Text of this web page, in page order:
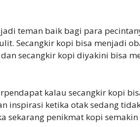
teman baik bagi para
Secangkir kopi bisa menjadi
secangkir kopi diyakini bisa
kalau secangkir kopi
inspirasi ketika otak sedang
sekarang penikmat kopi